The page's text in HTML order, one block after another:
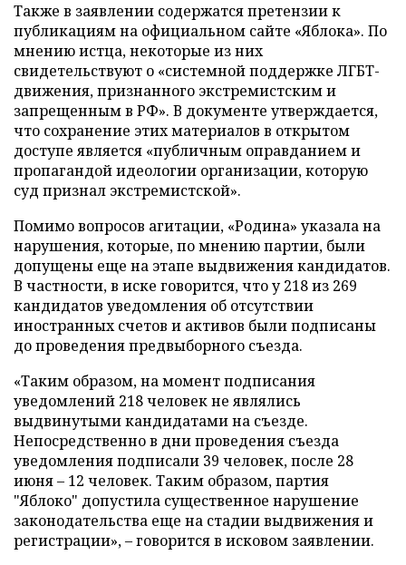
Также в заявлении содержатся претензии к
публикациям на официальном сайте «Яблока». По
мнению истца, некоторые из них
свидетельствуют о «системной поддержке ЛГБТ-
движения, признанного экстремистским и
запрещенным в РФ». В документе утверждается,
что сохранение этих материалов в открытом
доступе является «публичным оправданием и
пропагандой идеологии организации, которую
суд признал экстремистской».
Помимо вопросов агитации, «Родина» указала на
нарушения, которые, по мнению партии, были
допущены еще на этапе выдвижения кандидатов.
В частности, в иске говорится, что у 218 из 269
кандидатов уведомления об отсутствии
иностранных счетов и активов были подписаны
до проведения предвыборного съезда.
«Таким образом, на момент подписания
уведомлений 218 человек не являлись
выдвинутыми кандидатами на съезде.
Непосредственно в дни проведения съезда
уведомления подписали 39 человек, после 28
июня – 12 человек. Таким образом, партия
"Яблоко" допустила существенное нарушение
законодательства еще на стадии выдвижения и
регистрации», – говорится в исковом заявлении.